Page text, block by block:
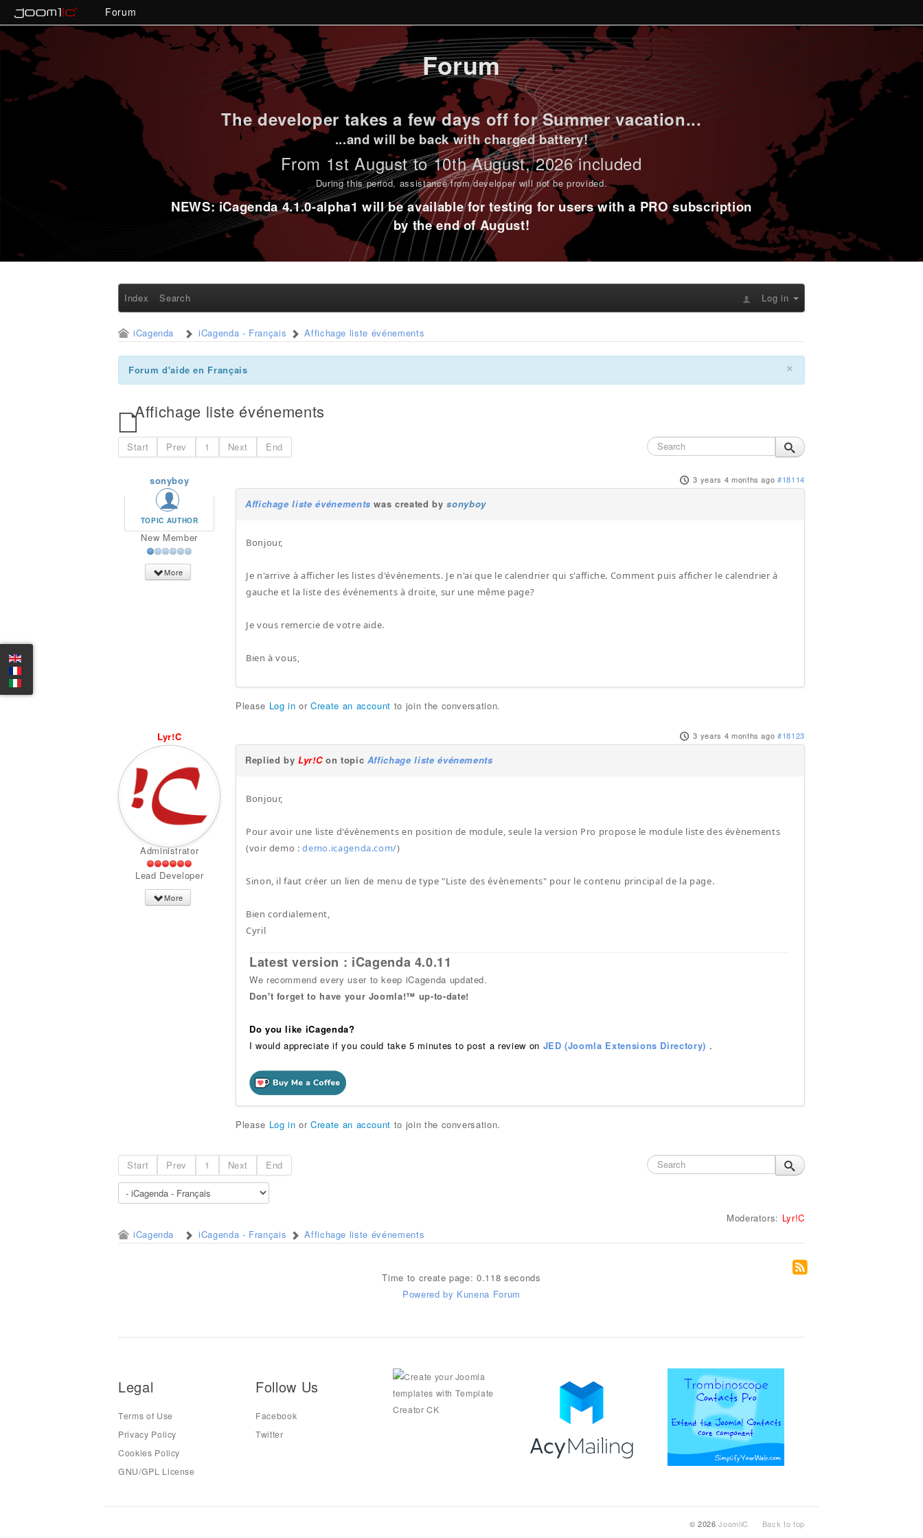
Forum
Forum
The developer takes a few days off for Summer vacation...
...and will be back with charged battery!
From 1st August to 10th August, 2026 included
During this period, assistance from developer will not be provided.
NEWS: iCagenda 4.1.0-alpha1 will be available for testing for users with a PRO subscription
by the end of August!
Index Search Log in
iCagenda iCagenda - Français Affichage liste événements
×
Forum d'aide en Français
Affichage liste événements
Start Prev 1 Next End
sonyboy
TOPIC AUTHOR
New Member
More
3 years 4 months ago #18114
Affichage liste événements was created bysonyboy
Bonjour,
Je n'arrive à afficher les listes d'événements. Je n'ai que le calendrier qui s'affiche. Comment puis afficher le calendrier à
gauche et la liste des événements à droite, sur une même page?
Je vous remercie de votre aide.
Bien à vous,
Please Log in orCreate an account to join the conversation.
Lyr!C
Administrator
Lead Developer
More
3 years 4 months ago #18123
Replied byLyr!Con topic Affichage liste événements
Bonjour,
Pour avoir une liste d'évènements en position de module, seule la version Pro propose le module liste des évènements
(voir demo :demo.icagenda.com/)
Sinon, il faut créer un lien de menu de type "Liste des évènements" pour le contenu principal de la page.
Bien cordialement,
Cyril
Latest version : iCagenda 4.0.11
We recommend every user to keep iCagenda updated.
Don't forget to have your Joomla!™ up-to-date!
Do you like iCagenda?
I would appreciate if you could take 5 minutes to post a review on JED (Joomla Extensions Directory) .
Please Log in orCreate an account to join the conversation.
Start Prev 1 Next End
Moderators: Lyr!C
iCagenda
iCagenda - Français Affichage liste événements
Time to create page: 0.118 seconds
Powered by Kunena Forum
Legal
Terms of Use
Privacy Policy
Cookies Policy
GNU/GPL License
Follow Us
Facebook
Twitter
Back to top
© 2026JoomliC